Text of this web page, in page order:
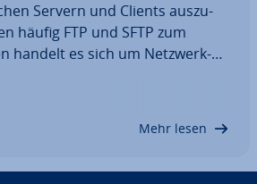
Servern und Clients aus­zu­
häufig FTP und SFTP zum
handelt es sich um Netz­werk­
Wir erklären Ihnen,
Mehr lesen